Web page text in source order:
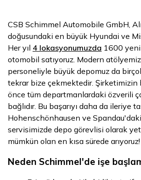
CSB Schimmel Automobile GmbH,
doğusundaki en büyük Hyundai ve
Her yıl 4 lokasyonumuzda 1600 yeni
otomobil satıyoruz. Modern
personeliyle büyük depomuz da
tekrar bize çekmektedir. Şirketimizin
önce tüm departmanlardaki özverili
bağlıdır. Bu başarıyı daha da ileriye
Hohenschönhausen ve Spandau'daki
servisimizde depo görevlisi olarak
mümkün olan en kısa sürede arıyoruz!
Neden Schimmel'de işe